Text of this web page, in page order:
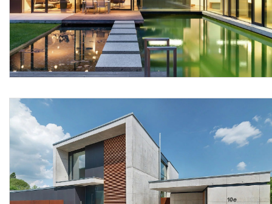
ponteggi interni fino ad un'altezza di 3,5 m, la verifica da
parte della D.LL. che gli interventi di posa siano eseguiti
esclusivamente da personale specializzato ed autorizzato,
tutti gli oneri connessi con l'installazione e la gestione fino
all'ultimazione lavori, tutte le prestazioni e
somministrazioni occorrenti fino al collaudo finale, i
senza che questi vengano compensati a parte, gli oneri per
le preventive prove di qualità di tutti i materiali forniti, la
consegna completa della documentazione tecnica del
prodotto, le opere provvisionali, la pulizia dell'area oggetto
dell'intervento con l'asportazione di detriti e materiale di
risulta, il trasporto delle macerie al piano di carico con lo
sgombero e trasporto alle pubbliche discariche, i